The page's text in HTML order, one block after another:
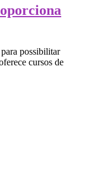
possibilitar
cursos de